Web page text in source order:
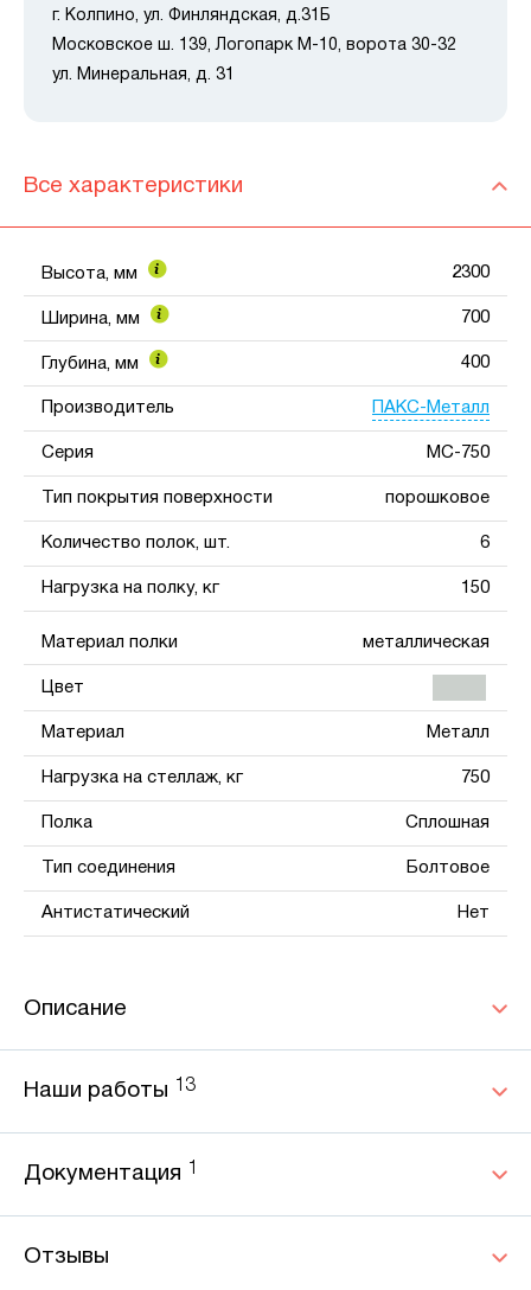
г. Колпино, ул. Финляндская, д.31Б
Московское ш. 139, Логопарк М-10, ворота 30-32
ул. Минеральная, д. 31
Все характеристики
Высота, мм 2300
Ширина, мм 700
Глубина, мм 400
Производитель ПАКС-Металл
Серия МС-750
Тип покрытия поверхности порошковое
Количество полок, шт. 6
Нагрузка на полку, кг 150
Материал полки металлическая
Цвет
Материал Металл
Нагрузка на стеллаж, кг 750
Полка Сплошная
Тип соединения Болтовое
Антистатический Нет
Описание
Наши работы 13
Документация
Отзывы